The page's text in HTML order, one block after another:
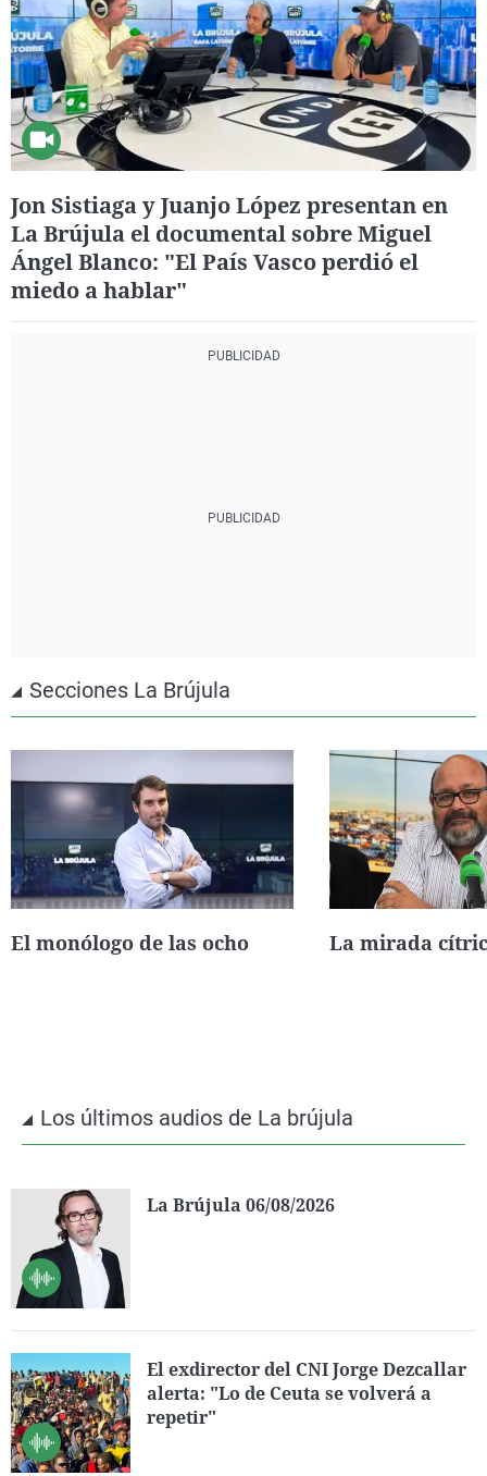
Jon Sistiaga y Juanjo López presentan en
La Brújula el documental sobre Miguel
Ángel Blanco: "El País Vasco perdió el
miedo a hablar"
Secciones La Brújula
El monólogo de las ocho La mirada
Los últimos audios de La brújula
La Brújula 06/08/2026
El exdirector del CNI Jorge Dezcallar
alerta: "Lo de Ceuta se volverá a
repetir"